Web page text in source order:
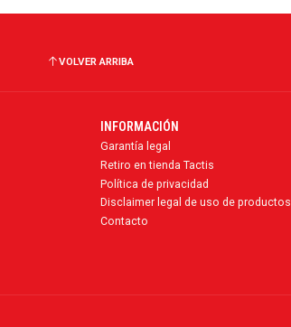
VOLVER ARRIBA
INFORMACIÓN
Garantía legal
Retiro en tienda Tactis
Política de privacidad
Disclaimer legal de uso de productos
Contacto